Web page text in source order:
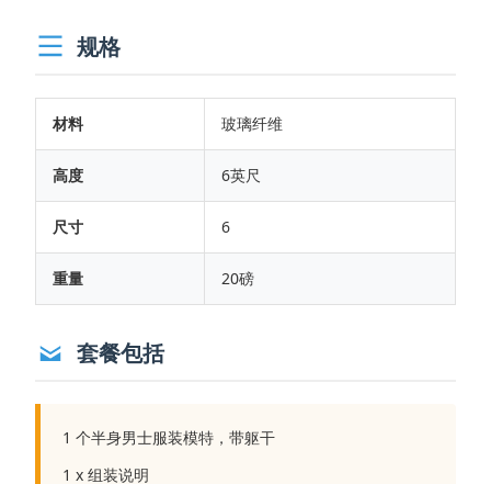
规格
材料 玻璃纤维
高度 6英尺
尺寸 6
重量 20磅
套餐包括
1 个半身男士服装模特，带躯干
1 x 组装说明